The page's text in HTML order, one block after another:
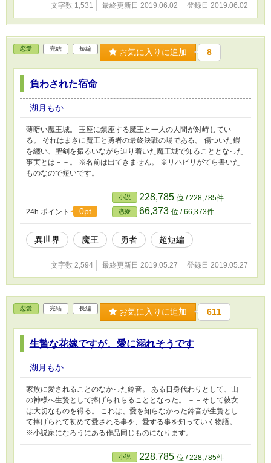
文字数 1,531 最終更新日 2019.06.02 登録日 2019.06.02
恋愛 完結 短編 お気に入りに追加 8
負わされた宿命
湖月もか
薄暗い魔王城。 玉座に鎮座する魔王と一人の人間が対峙してい
る。 それはまさに魔王と勇者の最終決戦の場である。 傷ついた鎧
を纏い、聖剣を振るいながら辿り着いた魔王城で知ることとなった
事実とは－－。 ※名前は出てきません。 ※リハビリがてら書いた
ものなので短いです。
24h.ポイント 0pt
小説 228,785 位 / 228,785件
恋愛 66,373 位 / 66,373件
異世界 魔王 勇者 超短編
文字数 2,594 最終更新日 2019.05.27 登録日 2019.05.27
恋愛 完結 長編 お気に入りに追加 611
生贄な花嫁ですが、愛に溺れそうです
湖月もか
家族に愛されることのなかった鈴音。 ある日身代わりとして、山
の神様へ生贄として捧げられらることとなった。 －－そして彼女
は大切なものを得る。 これは、愛を知らなかった鈴音が生贄とし
て捧げられて初めて愛される事を、愛する事を知っていく物語。
※小説家になろうにある作品同じものになります。
小説 228,785 位 / 228,785件